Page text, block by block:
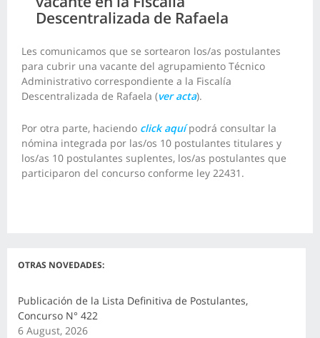
Descentralizada de Rafaela
Les comunicamos que se sortearon los/as postulantes
para cubrir una vacante del agrupamiento Técnico
Administrativo correspondiente a la Fiscalía
Descentralizada de Rafaela (ver acta).
Por otra parte, haciendo click aquí podrá consultar la
nómina integrada por las/os 10 postulantes titulares y
los/as 10 postulantes suplentes, los/as postulantes que
participaron del concurso conforme ley 22431.
OTRAS NOVEDADES:
Publicación de la Lista Definitiva de Postulantes,
Concurso N° 422
6 August, 2026